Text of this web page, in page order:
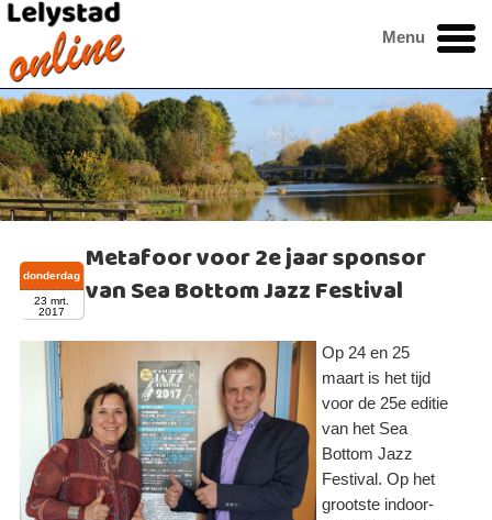
Menu
Metafoor voor 2e jaar sponsor
van Sea Bottom Jazz Festival
donderdag
23 mrt.
2017
Op 24 en 25
maart is het tijd
voor de 25e editie
van het Sea
Bottom Jazz
Festival. Op het
grootste indoor-